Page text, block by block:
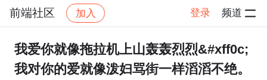
前端社区 加入 登录 频道
社区 前端社区 感慨 帖子详情
我爱你就像拖拉机上山轰轰烈烈&#xff0c;
我对你的爱就像泼妇骂街一样滔滔不绝。